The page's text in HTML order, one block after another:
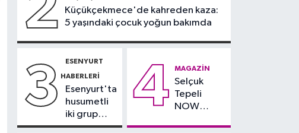
Güncel
09:56Sahte tebligat
tuzağı! e-Devlet
09:42Joe Biden’ın
kanseri yayıldı: Oğlu
Hunter Biden’dan
açıklama
Küçükçekmece'de kahreden kaza:
5 yaşındaki çocuk yoğun bakımda
3 ESENYURT
HABERLERI
Esenyurt'ta
husumetli
iki grup
arasında
4 MAGAZIN
Selçuk
Tepeli
NOW